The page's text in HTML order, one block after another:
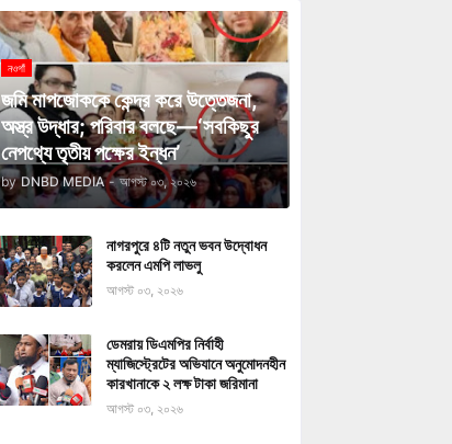
নওগাঁ
জমি মাপজোককে কেন্দ্র করে উত্তেজনা,
অস্ত্র উদ্ধার; পরিবার বলছে—‘সবকিছুর
নেপথ্যে তৃতীয় পক্ষের ইন্ধন’
by DNBD MEDIA - আগস্ট ০৩, ২০২৬
নাগরপুরে ৪টি নতুন ভবন উদ্বোধন
করলেন এমপি লাভলু
আগস্ট ০৩, ২০২৬
ডেমরায় ডিএমপির নির্বাহী
ম্যাজিস্ট্রেটের অভিযানে অনুমোদনহীন
কারখানাকে ২ লক্ষ টাকা জরিমানা
আগস্ট ০৩, ২০২৬